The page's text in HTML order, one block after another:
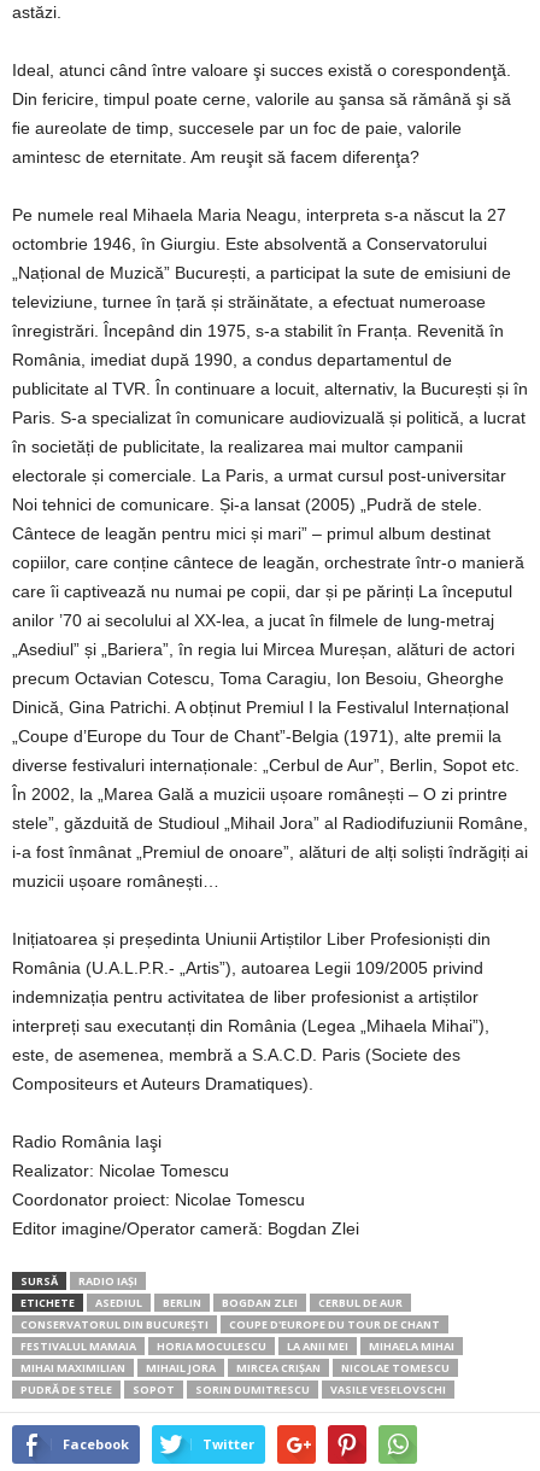
astăzi.
Ideal, atunci când între valoare şi succes există o corespondenţă.
Din fericire, timpul poate cerne, valorile au şansa să rămână şi să
fie aureolate de timp, succesele par un foc de paie, valorile
amintesc de eternitate. Am reuşit să facem diferenţa?
Pe numele real Mihaela Maria Neagu, interpreta s-a născut la 27
octombrie 1946, în Giurgiu. Este absolventă a Conservatorului
„Național de Muzică” București, a participat la sute de emisiuni de
televiziune, turnee în țară și străinătate, a efectuat numeroase
înregistrări. Începând din 1975, s-a stabilit în Franța. Revenită în
România, imediat după 1990, a condus departamentul de
publicitate al TVR. În continuare a locuit, alternativ, la București și în
Paris. S-a specializat în comunicare audiovizuală și politică, a lucrat
în societăți de publicitate, la realizarea mai multor campanii
electorale și comerciale. La Paris, a urmat cursul post-universitar
Noi tehnici de comunicare. Și-a lansat (2005) „Pudră de stele.
Cântece de leagăn pentru mici și mari” – primul album destinat
copiilor, care conține cântece de leagăn, orchestrate într-o manieră
care îi captivează nu numai pe copii, dar și pe părinți La începutul
anilor ’70 ai secolului al XX-lea, a jucat în filmele de lung-metraj
„Asediul” și „Bariera”, în regia lui Mircea Mureșan, alături de actori
precum Octavian Cotescu, Toma Caragiu, Ion Besoiu, Gheorghe
Dinică, Gina Patrichi. A obținut Premiul I la Festivalul Internațional
„Coupe d’Europe du Tour de Chant”-Belgia (1971), alte premii la
diverse festivaluri internaționale: „Cerbul de Aur”, Berlin, Sopot etc.
În 2002, la „Marea Gală a muzicii ușoare românești – O zi printre
stele”, găzduită de Studioul „Mihail Jora” al Radiodifuziunii Române,
i-a fost înmânat „Premiul de onoare”, alături de alți soliști îndrăgiți ai
muzicii ușoare românești…
Inițiatoarea și președinta Uniunii Artiștilor Liber Profesioniști din
România (U.A.L.P.R.- „Artis”), autoarea Legii 109/2005 privind
indemnizația pentru activitatea de liber profesionist a artiștilor
interpreți sau executanți din România (Legea „Mihaela Mihai”),
este, de asemenea, membră a S.A.C.D. Paris (Societe des
Compositeurs et Auteurs Dramatiques).
Radio România Iaşi
Realizator: Nicolae Tomescu
Coordonator proiect: Nicolae Tomescu
Editor imagine/Operator cameră: Bogdan Zlei
SURSĂ
RADIO IAȘI
ETICHETE
ASEDIUL BERLIN BOGDAN ZLEI
CERBUL DE AUR
CONSERVATORUL DIN BUCUREŞTI
COUPE D'EUROPE DU TOUR DE CHANT
FESTIVALUL MAMAIA
HORIA MOCULESCU LA ANII MEI
MIHAELA MIHAI
MIHAI MAXIMILIAN
MIHAIL JORA MIRCEA CRIŞAN
NICOLAE TOMESCU
PUDRĂ DE STELE
SOPOT SORIN DUMITRESCU VASILE VESELOVSCHI
Facebook Twitter